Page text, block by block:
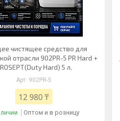
чистящее средство для
отрасли 902PR-5 PR Hard +
Hard) 5 л.
902PR-5
12 980 ₸
Оптом и в розницу